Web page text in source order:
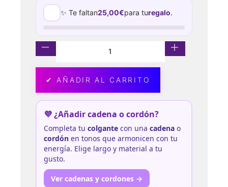
✨ Te faltan25,00€para turegalo.
✔ AÑADIR AL CARRITO
💜 ¿Añadir cadena o cordón?
Completa tu colgantecon una cadenao
cordónen tonos que armonicen con tu
energía. Elige largo y material a tu
gusto.
Ver cadenas y cordones →